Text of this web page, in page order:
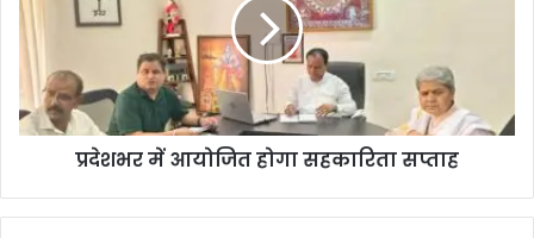
प्रदेशभर में आयोजित होगा सहकारिता सप्ताह